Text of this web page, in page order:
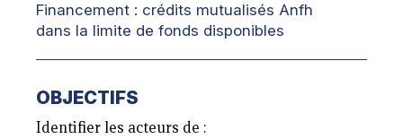
Financement : crédits mutualisés Anfh
dans la limite de fonds disponibles
OBJECTIFS
Identifier les acteurs de :